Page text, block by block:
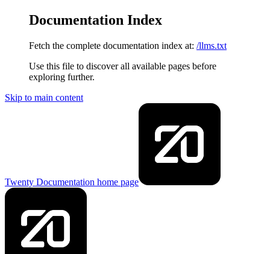
Documentation Index
Fetch the complete documentation index at: /llms.txt
Use this file to discover all available pages before
exploring further.
Skip to main content
Twenty Documentation home page